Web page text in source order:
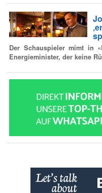
Der Schauspieler mimt in
Energieminister, der keine